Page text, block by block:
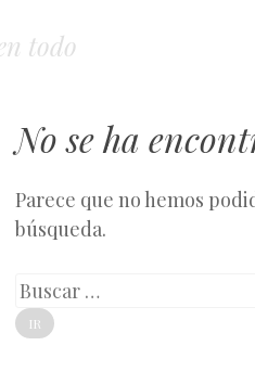
todo
No se ha
Parece que no hemos
búsqueda.
Buscar